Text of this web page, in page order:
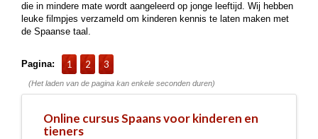
die in mindere mate wordt aangeleerd op jonge leeftijd. Wij hebben
leuke filmpjes verzameld om kinderen kennis te laten maken met
de Spaanse taal.
Pagina: 1 2 3
(Het laden van de pagina kan enkele seconden duren)
Online cursus Spaans voor kinderen en
tieners